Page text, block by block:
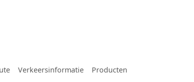
Verkeersinformatie Producten